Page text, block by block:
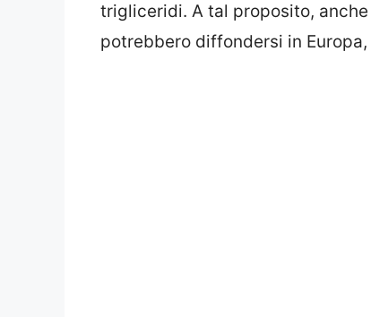
trigliceridi. A tal proposito,
potrebbero diffondersi in